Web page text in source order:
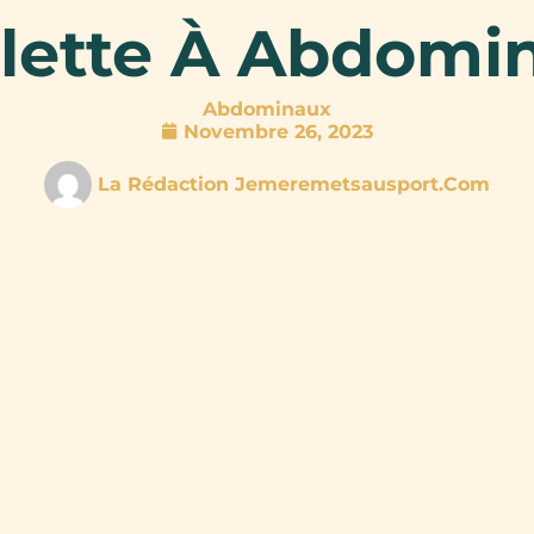
À
Abdominaux
Novembre 26, 2023
La Rédaction Jemeremetsausport.com